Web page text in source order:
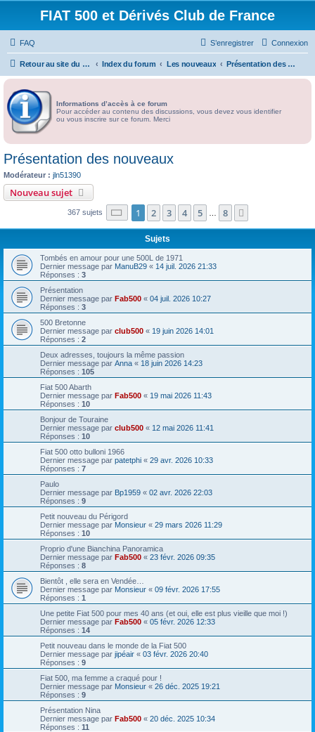
FIAT 500 et Dérivés Club de France
FAQ Connexion
S’enregistrer
Retour au site du Club Index du forum Les nouveaux Présentation des nouveaux
Informations d’accès à ce forum
Pour accéder au contenu des discussions, vous devez vous identifier
ou vous inscrire sur ce forum. Merci
Présentation des nouveaux
Modérateur : jln51390
Nouveau sujet
367 sujets Page 1sur8
1 2 3 4 5 8
Sujets
Tombés en amour pour une 500L de 1971
Dernier message par ManuB29 « 14 juil. 2026 21:33
Réponses : 3
Présentation
Dernier message par Fab500 « 04 juil. 2026 10:27
Réponses : 3
500 Bretonne
Dernier message par club500 « 19 juin 2026 14:01
Réponses : 2
Deux adresses, toujours la même passion
Dernier message par Anna « 18 juin 2026 14:23
Réponses : 105
Fiat 500 Abarth
Dernier message par Fab500 « 19 mai 2026 11:43
Réponses : 10
Bonjour de Touraine
Dernier message par club500 « 12 mai 2026 11:41
Réponses : 10
Fiat 500 otto bulloni 1966
Dernier message par patetphi « 29 avr. 2026 10:33
Réponses : 7
Paulo
Dernier message par Bp1959 « 02 avr. 2026 22:03
Réponses : 9
Petit nouveau du Périgord
Dernier message par Monsieur « 29 mars 2026 11:29
Réponses : 10
Proprio d'une Bianchina Panoramica
Dernier message par Fab500 « 23 févr. 2026 09:35
Réponses : 8
Bientôt , elle sera en Vendée…
Dernier message par Monsieur « 09 févr. 2026 17:55
Réponses : 1
Une petite Fiat 500 pour mes 40 ans (et oui, elle est plus vieille que moi !)
Dernier message par Fab500 « 05 févr. 2026 12:33
Réponses : 14
Petit nouveau dans le monde de la Fiat 500
Dernier message par jipéair « 03 févr. 2026 20:40
Réponses : 9
Fiat 500, ma femme a craqué pour !
Dernier message par Monsieur « 26 déc. 2025 19:21
Réponses : 9
Présentation Nina
Dernier message par Fab500 « 20 déc. 2025 10:34
Réponses : 11